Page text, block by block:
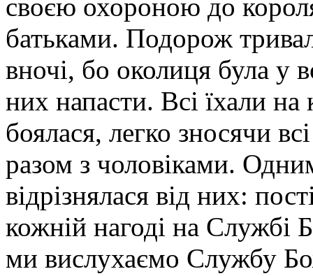
своєю охороною до
батьками. Подорож
вночі, бо околиця була у
них напасти. Всі їхали
боялася, легко зносячи
разом з чоловіками.
відрізнялася від них:
кожній нагоді на
ми вислухаємо Службу